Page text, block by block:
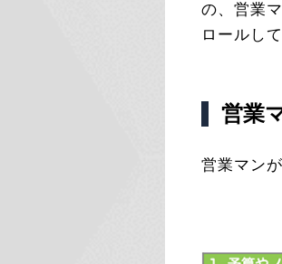
の、営業
ロールし
営業
営業マン